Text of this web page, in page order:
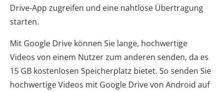
Drive-App zugreifen und eine nahtlose Übertragung
starten.
Mit Google Drive können Sie lange, hochwertige
Videos von einem Nutzer zum anderen senden, da es
15 GB kostenlosen Speicherplatz bietet. So senden Sie
hochwertige Videos mit Google Drive von Android auf